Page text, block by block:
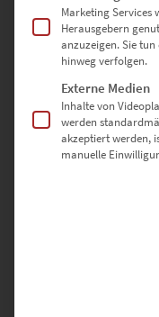
EZ01090
Marketing
Herausgebern
anzuzeigen. Sie tun
hinweg verfolgen.
Externe Medien
Inhalte von
werden
akzeptiert werden,
manuelle